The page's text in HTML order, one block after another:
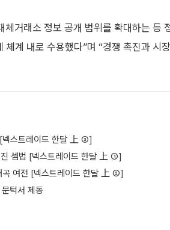
거래소 정보 공개 범위를 확대하는 등
계 내로 수용했다”며 “경쟁 촉진과 시
스트레이드 한달 上 ③]
진 셈법 [넥스트레이드 한달 上 ①]
곡 여전 [넥스트레이드 한달 上 ②]
턱서 제동